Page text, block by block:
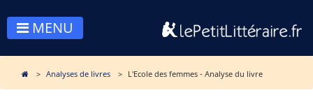
MENU
Analyses de livres L'Ecole des femmes - Analyse du livre